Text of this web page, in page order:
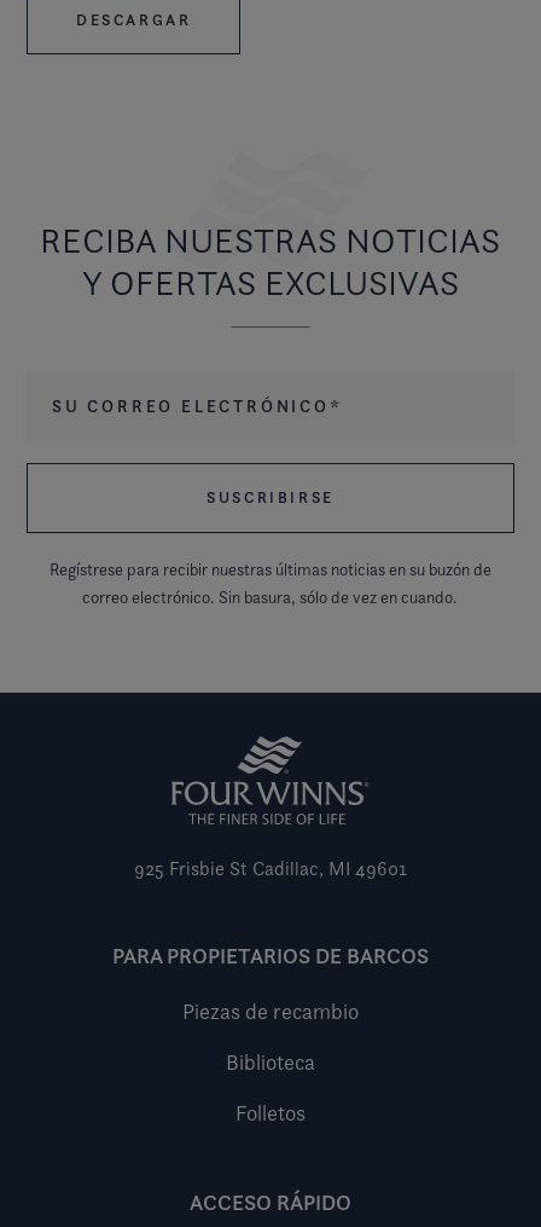
DESCARGAR
RECIBA NUESTRAS NOTICIAS
Y OFERTAS EXCLUSIVAS
Regístrese para recibir nuestras últimas noticias en su buzón de
correo electrónico. Sin basura, sólo de vez en cuando.
925 Frisbie St Cadillac, MI 49601
PARA PROPIETARIOS DE BARCOS
Piezas de recambio
Biblioteca
Folletos
ACCESO RÁPIDO